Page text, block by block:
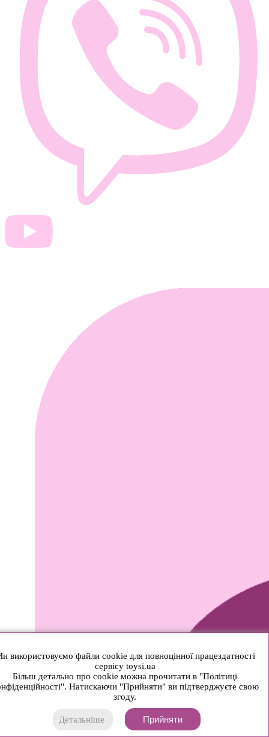
використовуємо файли cookie для повноцінної працездатності
сервісу toysi.ua
Більш детально про cookie можна прочитати в "Політиці
Натискаючи "Прийняти" ви підтверджуєте свою
згоду.
Детальніше Прийняти